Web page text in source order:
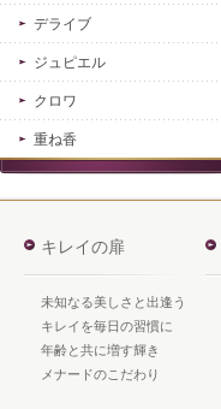
デライブ
ジュピエル
クロワ
重ね香
キレイの扉
未知なる美しさと出逢う
キレイを毎日の習慣に
年齢と共に増す輝き
メナードのこだわり